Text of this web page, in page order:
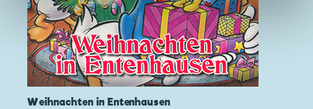
Weihnachten in Entenhausen